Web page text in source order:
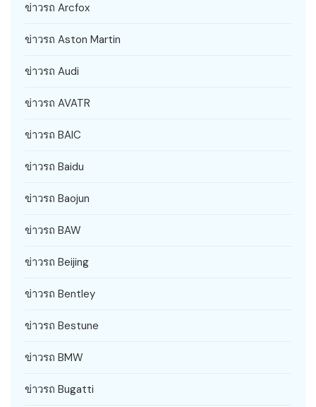
ข่าวรถ Arcfox
ข่าวรถ Aston Martin
ข่าวรถ Audi
ข่าวรถ AVATR
ข่าวรถ BAIC
ข่าวรถ Baidu
ข่าวรถ Baojun
ข่าวรถ BAW
ข่าวรถ Beijing
ข่าวรถ Bentley
ข่าวรถ Bestune
ข่าวรถ BMW
ข่าวรถ Bugatti